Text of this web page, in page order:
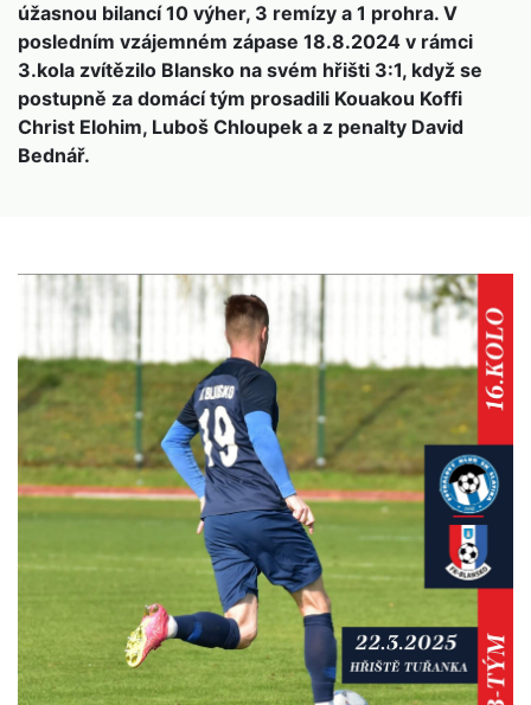
úžasnou bilancí 10 výher, 3 remízy a 1 prohra. V
posledním vzájemném zápase 18.8.2024 v rámci
3.kola zvítězilo Blansko na svém hřišti 3:1, když se
postupně za domácí tým prosadili Kouakou Koffi
Christ Elohim, Luboš Chloupek a z penalty David
Bednář.